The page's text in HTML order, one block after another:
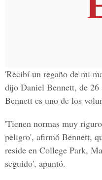
'Recibí un regaño de mi
dijo Daniel Bennett, de 26
Bennett es uno de los
'Tienen normas muy
peligro', afirmó Bennett,
reside en College Park,
seguido', apuntó.